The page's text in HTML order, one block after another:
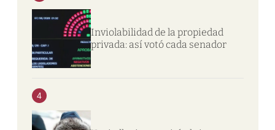
Inviolabilidad de la propiedad
privada: así votó cada senador
4